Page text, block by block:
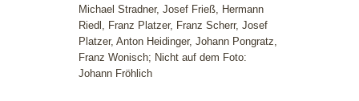
Michael Stradner, Josef Frieß, Hermann
Riedl, Franz Platzer, Franz Scherr, Josef
Platzer, Anton Heidinger, Johann Pongratz,
Franz Wonisch; Nicht auf dem Foto:
Johann Fröhlich